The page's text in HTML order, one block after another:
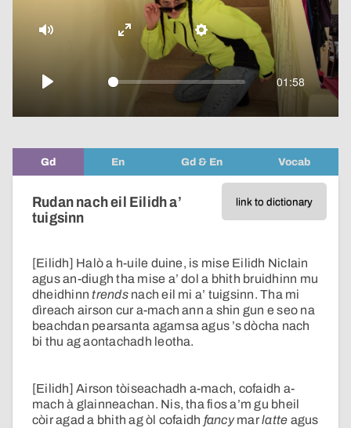
Play
01:58
Mute Settings
Enter
fullscreen
Gd En Gd & En Vocab
link to dictionary
Rudan nach eil Eilidh a’
tuigsinn
[Eilidh] Halò a h-uile duine, is mise Eilidh NicIain
agus an-diugh tha mise a’ dol a bhith bruidhinn mu
dheidhinn trendsnach eil mi a’ tuigsinn. Tha mi
dìreach airson cur a-mach ann a shin gun e seo na
beachdan pearsanta agamsa agus ’s dòcha nach
bi thu ag aontachadh leotha.
[Eilidh] Airson tòiseachadh a-mach, cofaidh a-
mach à glainneachan. Nis, tha fios a’m gu bheil
còir agad a bhith ag òl cofaidh fancymarlatte agus